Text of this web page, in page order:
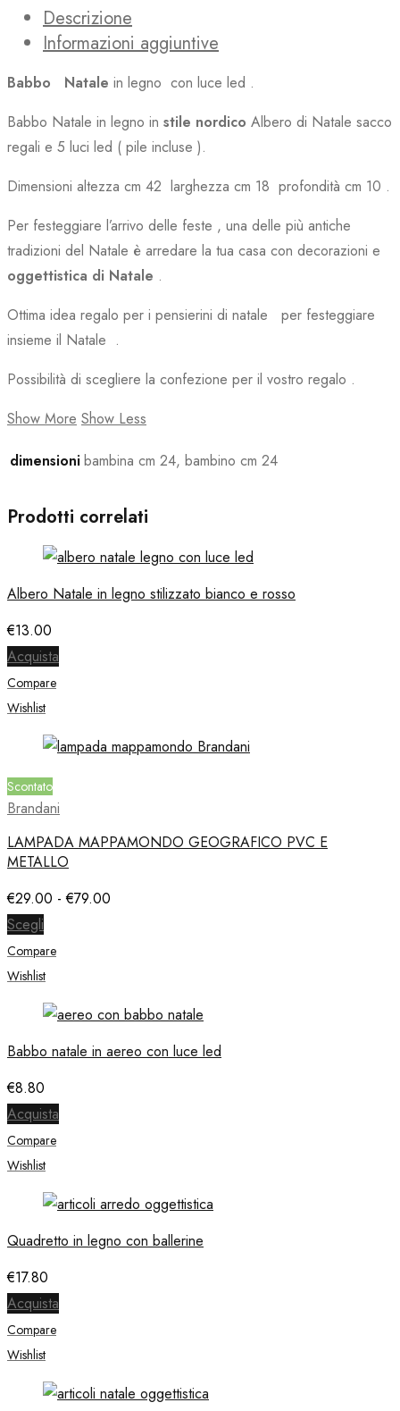
led
quantità
Descrizione
Informazioni aggiuntive
Babbo Natale in legno con luce led .
Babbo Natale in legno in stile nordico Albero di Natale sacco
regali e 5 luci led ( pile incluse ).
Dimensioni altezza cm 42 larghezza cm 18 profondità cm 10 .
Per festeggiare l’arrivo delle feste , una delle più antiche
tradizioni del Natale è arredare la tua casa con decorazioni e
oggettistica di Natale .
Ottima idea regalo per i pensierini di natale per festeggiare
insieme il Natale .
Possibilità di scegliere la confezione per il vostro regalo .
Show More Show Less
dimensionibambina cm 24, bambino cm 24
Prodotti correlati
Albero Natale in legno stilizzato bianco e rosso
€13.00
Acquista
Compare
Wishlist
Scontato
Brandani
LAMPADA MAPPAMONDO GEOGRAFICO PVC E
METALLO
€29.00 - €79.00
€79.00
Scegli
Compare
Wishlist
Babbo natale in aereo con luce led
€8.80
Acquista
Compare
Wishlist
Quadretto in legno con ballerine
€17.80
Acquista
Compare
Wishlist